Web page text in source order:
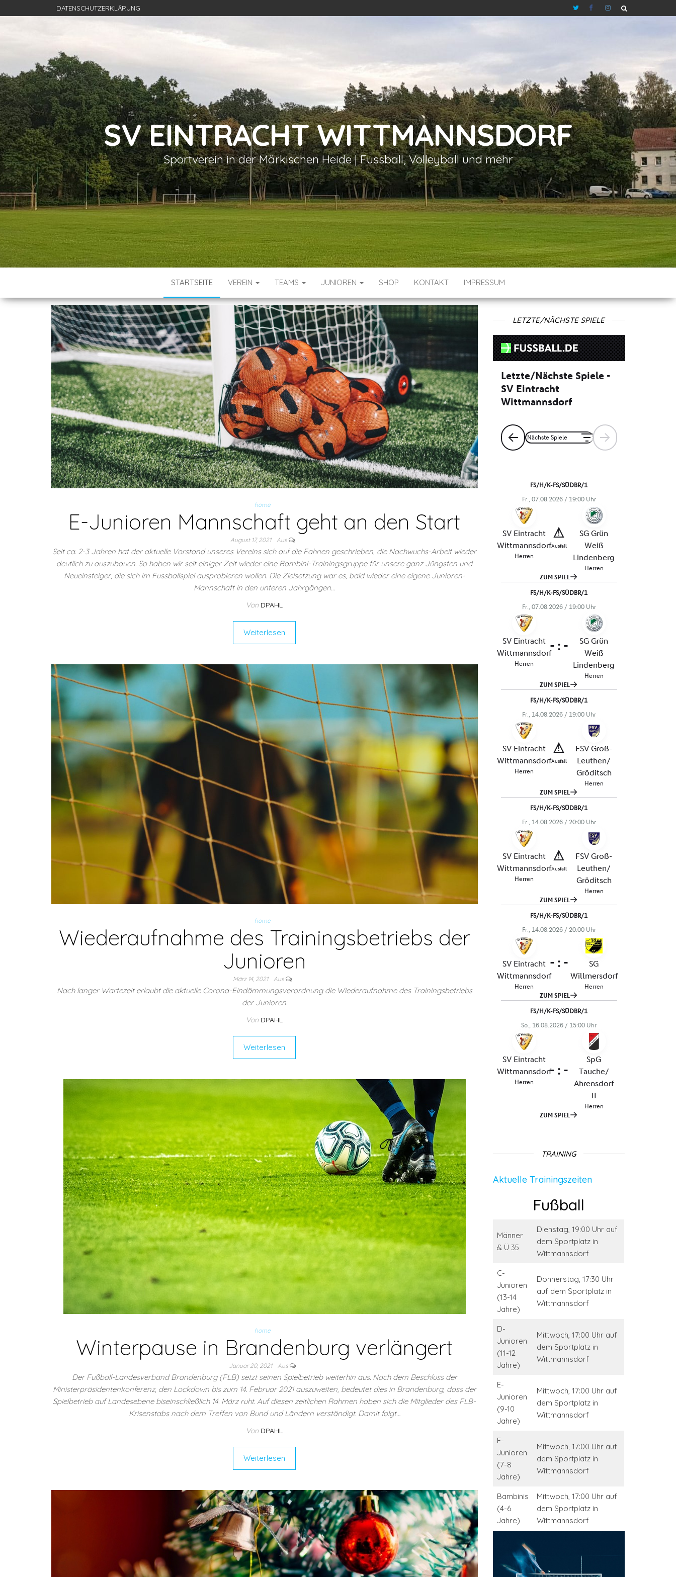
DATENSCHUTZERKLÄRUNG
SV EINTRACHT WITTMANNSDORF
Sportverein in der Märkischen Heide | Fussball, Volleyball und mehr
STARTSEITE VEREIN TEAMS JUNIOREN SHOP KONTAKT IMPRESSUM
home
E-Junioren Mannschaft geht an den Start
August 17, 2021 Aus
Seit ca. 2-3 Jahren hat der aktuelle Vorstand unseres Vereins sich auf die Fahnen geschrieben, die Nachwuchs-Arbeit wieder
deutlich zu auszubauen. So haben wir seit einiger Zeit wieder eine Bambini-Trainingsgruppe für unsere ganz Jüngsten und
Neueinsteiger, die sich im Fussballspiel ausprobieren wollen. Die Zielsetzung war es, bald wieder eine eigene Junioren-
Mannschaft in den unteren Jahrgängen…
Von DPAHL
Weiterlesen
home
Wiederaufnahme des Trainingsbetriebs der
Junioren
März 14, 2021 Aus
Nach langer Wartezeit erlaubt die aktuelle Corona-Eindämmungsverordnung die Wiederaufnahme des Trainingsbetriebs
der Junioren.
Von DPAHL
Weiterlesen
home
Winterpause in Brandenburg verlängert
Januar 20, 2021 Aus
Der Fußball-Landesverband Brandenburg (FLB) setzt seinen Spielbetrieb weiterhin aus. Nach dem Beschluss der
Ministerpräsidentenkonferenz, den Lockdown bis zum 14. Februar 2021 auszuweiten, bedeutet dies in Brandenburg, dass der
Spielbetrieb auf Landesebene biseinschließlich 14. März ruht. Auf diesen zeitlichen Rahmen haben sich die Mitglieder des FLB-
Krisenstabs nach dem Treffen von Bund und Ländern verständigt. Damit folgt…
Von DPAHL
Weiterlesen
LETZTE/NÄCHSTE SPIELE
TRAINING
Aktuelle Trainingszeiten
Fußball
Männer
& Ü 35
Dienstag, 19:00 Uhr auf
dem Sportplatz in
Wittmannsdorf
C-
Junioren
(13-14
Jahre)
Donnerstag, 17:30 Uhr
auf dem Sportplatz in
Wittmannsdorf
D-
Junioren
(11-12
Jahre)
Mittwoch, 17:00 Uhr auf
dem Sportplatz in
Wittmannsdorf
E-
Junioren
(9-10
Jahre)
Mittwoch, 17:00 Uhr auf
dem Sportplatz in
Wittmannsdorf
F-
Junioren
(7-8
Jahre)
Mittwoch, 17:00 Uhr auf
dem Sportplatz in
Wittmannsdorf
Bambinis
(4-6
Jahre)
Mittwoch, 17:00 Uhr auf
dem Sportplatz in
Wittmannsdorf